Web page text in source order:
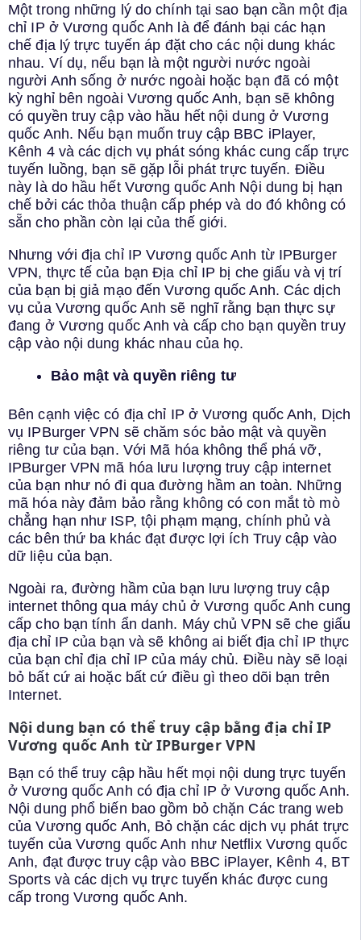
Một trong những lý do chính tại sao bạn cần một địa
chỉ IP ở Vương quốc Anh là để đánh bại các hạn
chế địa lý trực tuyến áp đặt cho các nội dung khác
nhau. Ví dụ, nếu bạn là một người nước ngoài
người Anh sống ở nước ngoài hoặc bạn đã có một
kỳ nghỉ bên ngoài Vương quốc Anh, bạn sẽ không
có quyền truy cập vào hầu hết nội dung ở Vương
quốc Anh. Nếu bạn muốn truy cập BBC iPlayer,
Kênh 4 và các dịch vụ phát sóng khác cung cấp trực
tuyến luồng, bạn sẽ gặp lỗi phát trực tuyến. Điều
này là do hầu hết Vương quốc Anh Nội dung bị hạn
chế bởi các thỏa thuận cấp phép và do đó không có
sẵn cho phần còn lại của thế giới.
Nhưng với địa chỉ IP Vương quốc Anh từ IPBurger
VPN, thực tế của bạn Địa chỉ IP bị che giấu và vị trí
của bạn bị giả mạo đến Vương quốc Anh. Các dịch
vụ của Vương quốc Anh sẽ nghĩ rằng bạn thực sự
đang ở Vương quốc Anh và cấp cho bạn quyền truy
cập vào nội dung khác nhau của họ.
Bảo mật và quyền riêng tư
Bên cạnh việc có địa chỉ IP ở Vương quốc Anh, Dịch
vụ IPBurger VPN sẽ chăm sóc bảo mật và quyền
riêng tư của bạn. Với Mã hóa không thể phá vỡ,
IPBurger VPN mã hóa lưu lượng truy cập internet
của bạn như nó đi qua đường hầm an toàn. Những
mã hóa này đảm bảo rằng không có con mắt tò mò
chẳng hạn như ISP, tội phạm mạng, chính phủ và
các bên thứ ba khác đạt được lợi ích Truy cập vào
dữ liệu của bạn.
Ngoài ra, đường hầm của bạn lưu lượng truy cập
internet thông qua máy chủ ở Vương quốc Anh cung
cấp cho bạn tính ẩn danh. Máy chủ VPN sẽ che giấu
địa chỉ IP của bạn và sẽ không ai biết địa chỉ IP thực
của bạn chỉ địa chỉ IP của máy chủ. Điều này sẽ loại
bỏ bất cứ ai hoặc bất cứ điều gì theo dõi bạn trên
Internet.
Nội dung bạn có thể truy cập bằng địa chỉ IP
Vương quốc Anh từ IPBurger VPN
Bạn có thể truy cập hầu hết mọi nội dung trực tuyến
ở Vương quốc Anh có địa chỉ IP ở Vương quốc Anh.
Nội dung phổ biến bao gồm bỏ chặn Các trang web
của Vương quốc Anh, Bỏ chặn các dịch vụ phát trực
tuyến của Vương quốc Anh như Netflix Vương quốc
Anh, đạt được truy cập vào BBC iPlayer, Kênh 4, BT
Sports và các dịch vụ trực tuyến khác được cung
cấp trong Vương quốc Anh.